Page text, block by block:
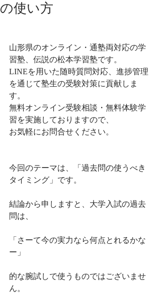
の使い方
山形県のオンライン・通塾両対応の学
習塾、伝説の松本学習塾です。
LINEを用いた随時質問対応、進捗管理
を通じて塾生の受験対策に貢献しま
す。
無料オンライン受験相談・無料体験学
習を実施しておりますので、
お気軽にお問合せください。
今回のテーマは、「過去問の使うべき
タイミング」です。
結論から申しますと、大学入試の過去
問は、
「さーて今の実力なら何点とれるかな
ー」
的な腕試しで使うものではございませ
ん。